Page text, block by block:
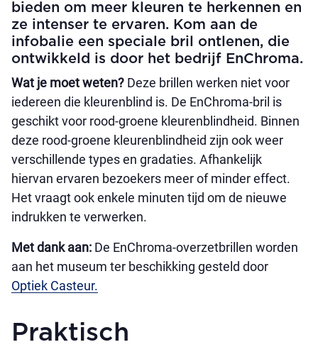
bieden om meer kleuren te herkennen en
ze intenser te ervaren. Kom aan de
infobalie een speciale bril ontlenen, die
ontwikkeld is door het bedrijf EnChroma.
Wat je moet weten? Deze brillen werken niet voor
iedereen die kleurenblind is. De EnChroma-bril is
geschikt voor rood-groene kleurenblindheid. Binnen
deze rood-groene kleurenblindheid zijn ook weer
verschillende types en gradaties. Afhankelijk
hiervan ervaren bezoekers meer of minder effect.
Het vraagt ook enkele minuten tijd om de nieuwe
indrukken te verwerken.
Met dank aan: De EnChroma-overzetbrillen worden
aan het museum ter beschikking gesteld door
Optiek Casteur.
Praktisch